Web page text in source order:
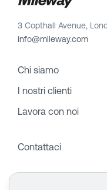
3 Copthall Avenue,
info@mileway.com
Chi siamo
I nostri clienti
Lavora con noi
Contattaci